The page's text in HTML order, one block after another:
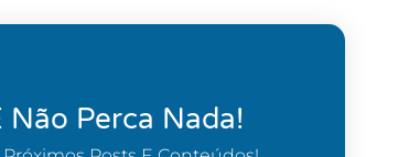
Não Perca Nada!